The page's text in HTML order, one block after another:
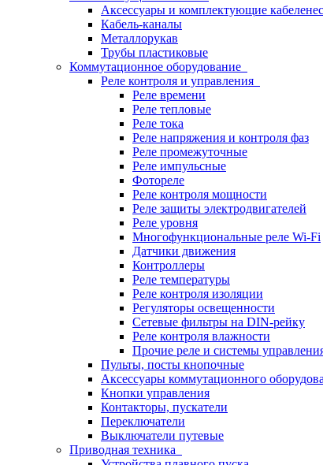
Аксессуары и комплектующие
Кабель-каналы
Металлорукав
Трубы пластиковые
Коммутационное оборудование
Реле контроля и управления
Реле времени
Реле тепловые
Реле тока
Реле напряжения и контроля фаз
Реле промежуточные
Реле импульсные
Фотореле
Реле контроля мощности
Реле защиты электродвигателей
Реле уровня
Многофункциональные реле Wi-Fi
Датчики движения
Контроллеры
Реле температуры
Реле контроля изоляции
Регуляторы освещенности
Сетевые фильтры на DIN-рейку
Реле контроля влажности
Прочие реле и системы
Пульты, посты кнопочные
Аксессуары коммутационного
Кнопки управления
Контакторы, пускатели
Переключатели
Выключатели путевые
Приводная техника